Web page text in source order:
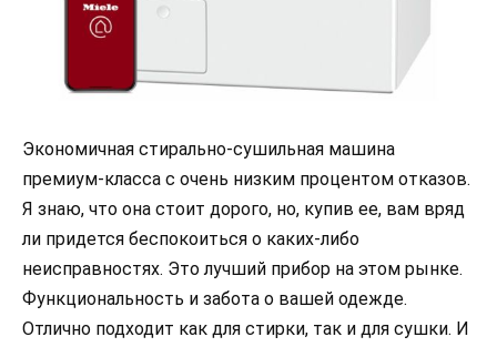
Экономичная стирально-сушильная машина
премиум-класса с очень низким процентом отказов.
Я знаю, что она стоит дорого, но, купив ее, вам вряд
ли придется беспокоиться о каких-либо
неисправностях. Это лучший прибор на этом рынке.
Функциональность и забота о вашей одежде.
Отлично подходит как для стирки, так и для сушки. И